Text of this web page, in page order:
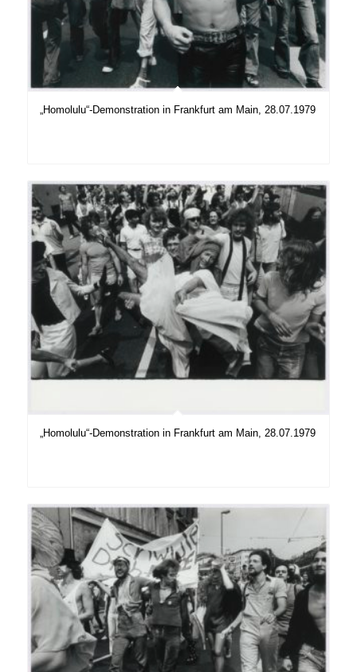
„Homolulu“-Demonstration in Frankfurt am Main, 28.07.1979
„Homolulu“-Demonstration in Frankfurt am Main, 28.07.1979